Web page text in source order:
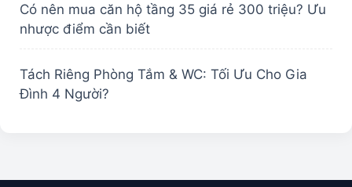
Có nên mua căn hộ tầng 35 giá rẻ 300 triệu? Ưu
nhược điểm cần biết
Tách Riêng Phòng Tắm & WC: Tối Ưu Cho Gia
Đình 4 Người?